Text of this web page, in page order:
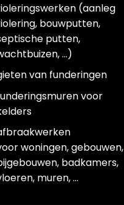
(aanleg
bouwputten,
putten,
…)
van funderingen
voor
woningen, gebouwen,
badkamers,
muren, …